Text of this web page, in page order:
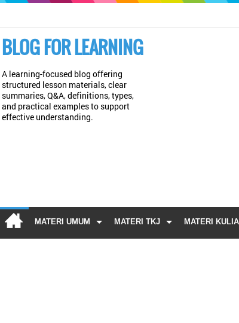
BLOG FOR LEARNING
A learning-focused blog offering
structured lesson materials, clear
summaries, Q&A, definitions, types,
and practical examples to support
effective understanding.
MATERI UMUM MATERI TKJ MATERI